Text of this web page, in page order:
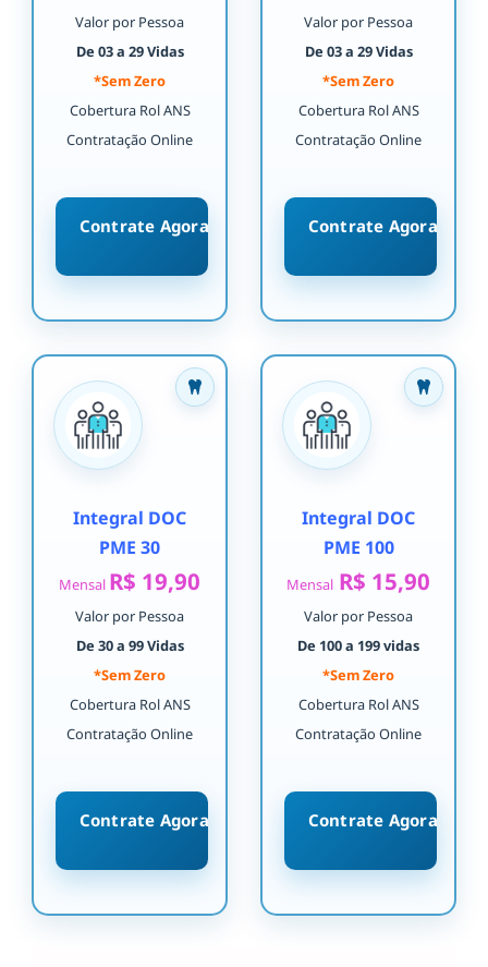
Valor por Pessoa
De 03 a 29 Vidas
*Sem Zero
Cobertura Rol ANS
Contratação Online
Contrate Agora
Valor por Pessoa
De 03 a 29 Vidas
*Sem Zero
Cobertura Rol ANS
Contratação Online
Contrate Agora
Integral DOC
PME 30
Mensal R$ 19,90
Valor por Pessoa
De 30 a 99 Vidas
*Sem Zero
Cobertura Rol ANS
Contratação Online
Contrate Agora
Integral DOC
PME 100
Mensal R$ 15,90
Valor por Pessoa
De 100 a 199 vidas
*Sem Zero
Cobertura Rol ANS
Contratação Online
Contrate Agora